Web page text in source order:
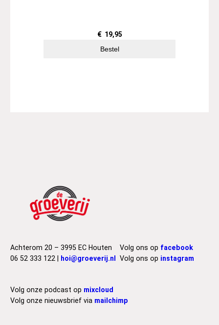
€ 19,95
Bestel
Achterom 20 – 3995 EC Houten
06 52 333 122 |
hoi@groeverij.nl
Volg ons op facebook
Volg ons op instagram
Volg onze podcast op mixcloud
Volg onze nieuwsbrief via mailchimp